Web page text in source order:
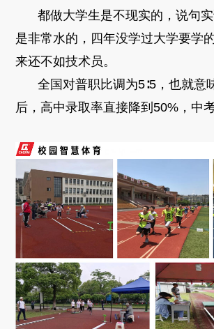
都做大学生是不现实的，说句
是非常水的，四年没学过大学要学
来还不如技术员。
全国对普职比调为5∶5，也就意
后，高中录取率直接降到50%，中